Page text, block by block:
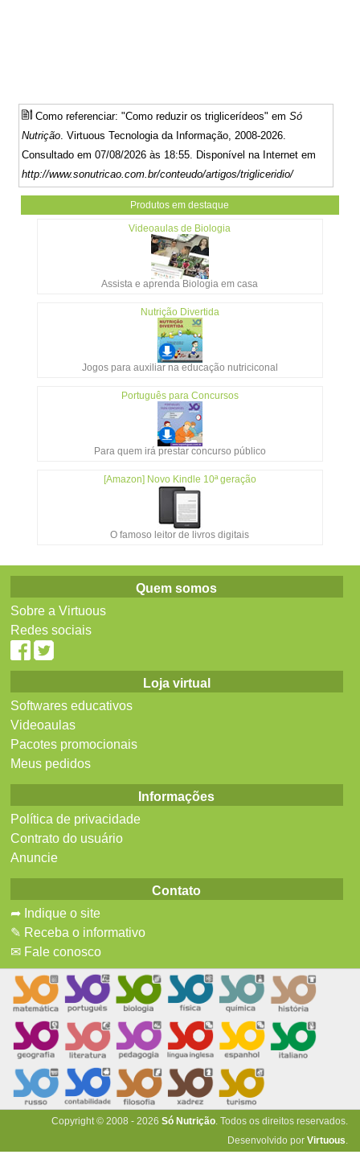
Como referenciar: "Como reduzir os triglicerídeos" emSó
Nutrição. Virtuous Tecnologia da Informação, 2008-2026.
Consultado em 07/08/2026 às 18:55. Disponível na Internet em
http://www.sonutricao.com.br/conteudo/artigos/trigliceridio/
Produtos em destaque
Videoaulas de Biologia
Assista e aprenda Biologia em casa
Nutrição Divertida
Jogos para auxiliar na educação nutriciconal
Português para Concursos
Para quem irá prestar concurso público
[Amazon] Novo Kindle 10ª geração
O famoso leitor de livros digitais
Quem somos
Sobre a Virtuous
Redes sociais
Loja virtual
Softwares educativos
Videoaulas
Pacotes promocionais
Meus pedidos
Informações
Política de privacidade
Contrato do usuário
Anuncie
Contato
➦ Indique o site
✎ Receba o informativo
✉ Fale conosco
Copyright © 2008 - 2026 Só Nutrição. Todos os direitos reservados.
Desenvolvido por Virtuous.